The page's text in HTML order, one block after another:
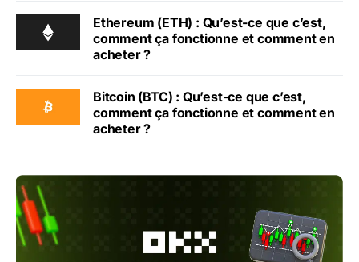
Ethereum (ETH) : Qu’est-ce que c’est,
comment ça fonctionne et comment en
acheter ?
Bitcoin (BTC) : Qu’est-ce que c’est,
comment ça fonctionne et comment en
acheter ?